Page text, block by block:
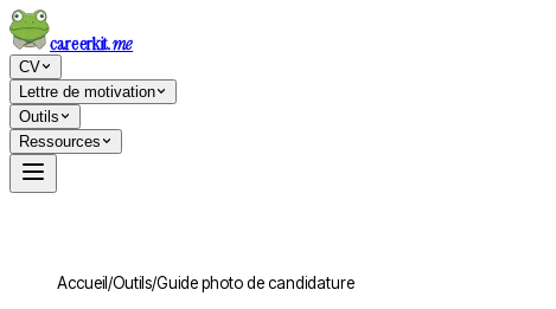
careerkit.me
CV
Lettre de motivation
Outils
Ressources
Accueil/Outils/Guide photo de candidature